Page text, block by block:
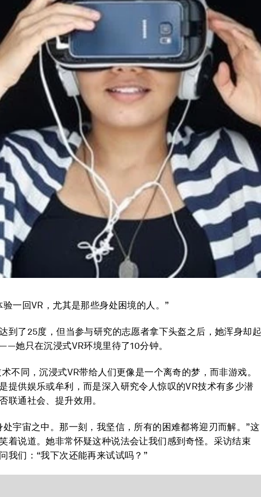
验一回VR，尤其是那些身处困境的人。”
到了25度，但当参与研究的志愿者拿下头盔之后，她浑身却起
她只在沉浸式VR环境里待了10分钟。
不同，沉浸式VR带给人们更像是一个离奇的梦，而非游戏。
提供娱乐或牟利，而是深入研究令人惊叹的VR技术有多少潜
联通社会、提升效用。
处宇宙之中。那一刻，我坚信，所有的困难都将迎刃而解。”这
着说道。她非常怀疑这种说法会让我们感到奇怪。采访结束
我们：“我下次还能再来试试吗？”